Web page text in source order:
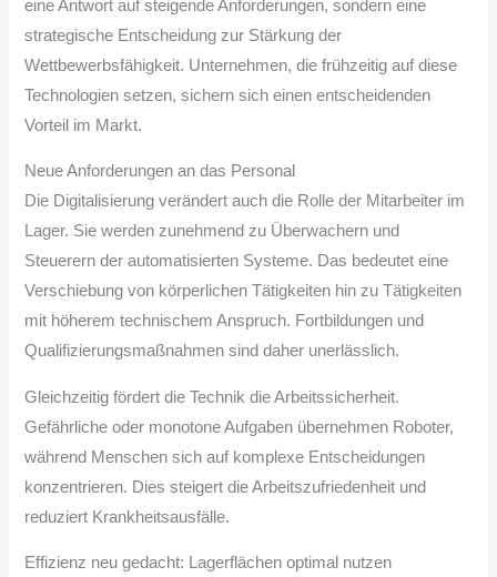
eine Antwort auf steigende Anforderungen, sondern eine
strategische Entscheidung zur Stärkung der
Wettbewerbsfähigkeit. Unternehmen, die frühzeitig auf diese
Technologien setzen, sichern sich einen entscheidenden
Vorteil im Markt.
Neue Anforderungen an das Personal
Die Digitalisierung verändert auch die Rolle der Mitarbeiter im
Lager. Sie werden zunehmend zu Überwachern und
Steuerern der automatisierten Systeme. Das bedeutet eine
Verschiebung von körperlichen Tätigkeiten hin zu Tätigkeiten
mit höherem technischem Anspruch. Fortbildungen und
Qualifizierungsmaßnahmen sind daher unerlässlich.
Gleichzeitig fördert die Technik die Arbeitssicherheit.
Gefährliche oder monotone Aufgaben übernehmen Roboter,
während Menschen sich auf komplexe Entscheidungen
konzentrieren. Dies steigert die Arbeitszufriedenheit und
reduziert Krankheitsausfälle.
Effizienz neu gedacht: Lagerflächen optimal nutzen